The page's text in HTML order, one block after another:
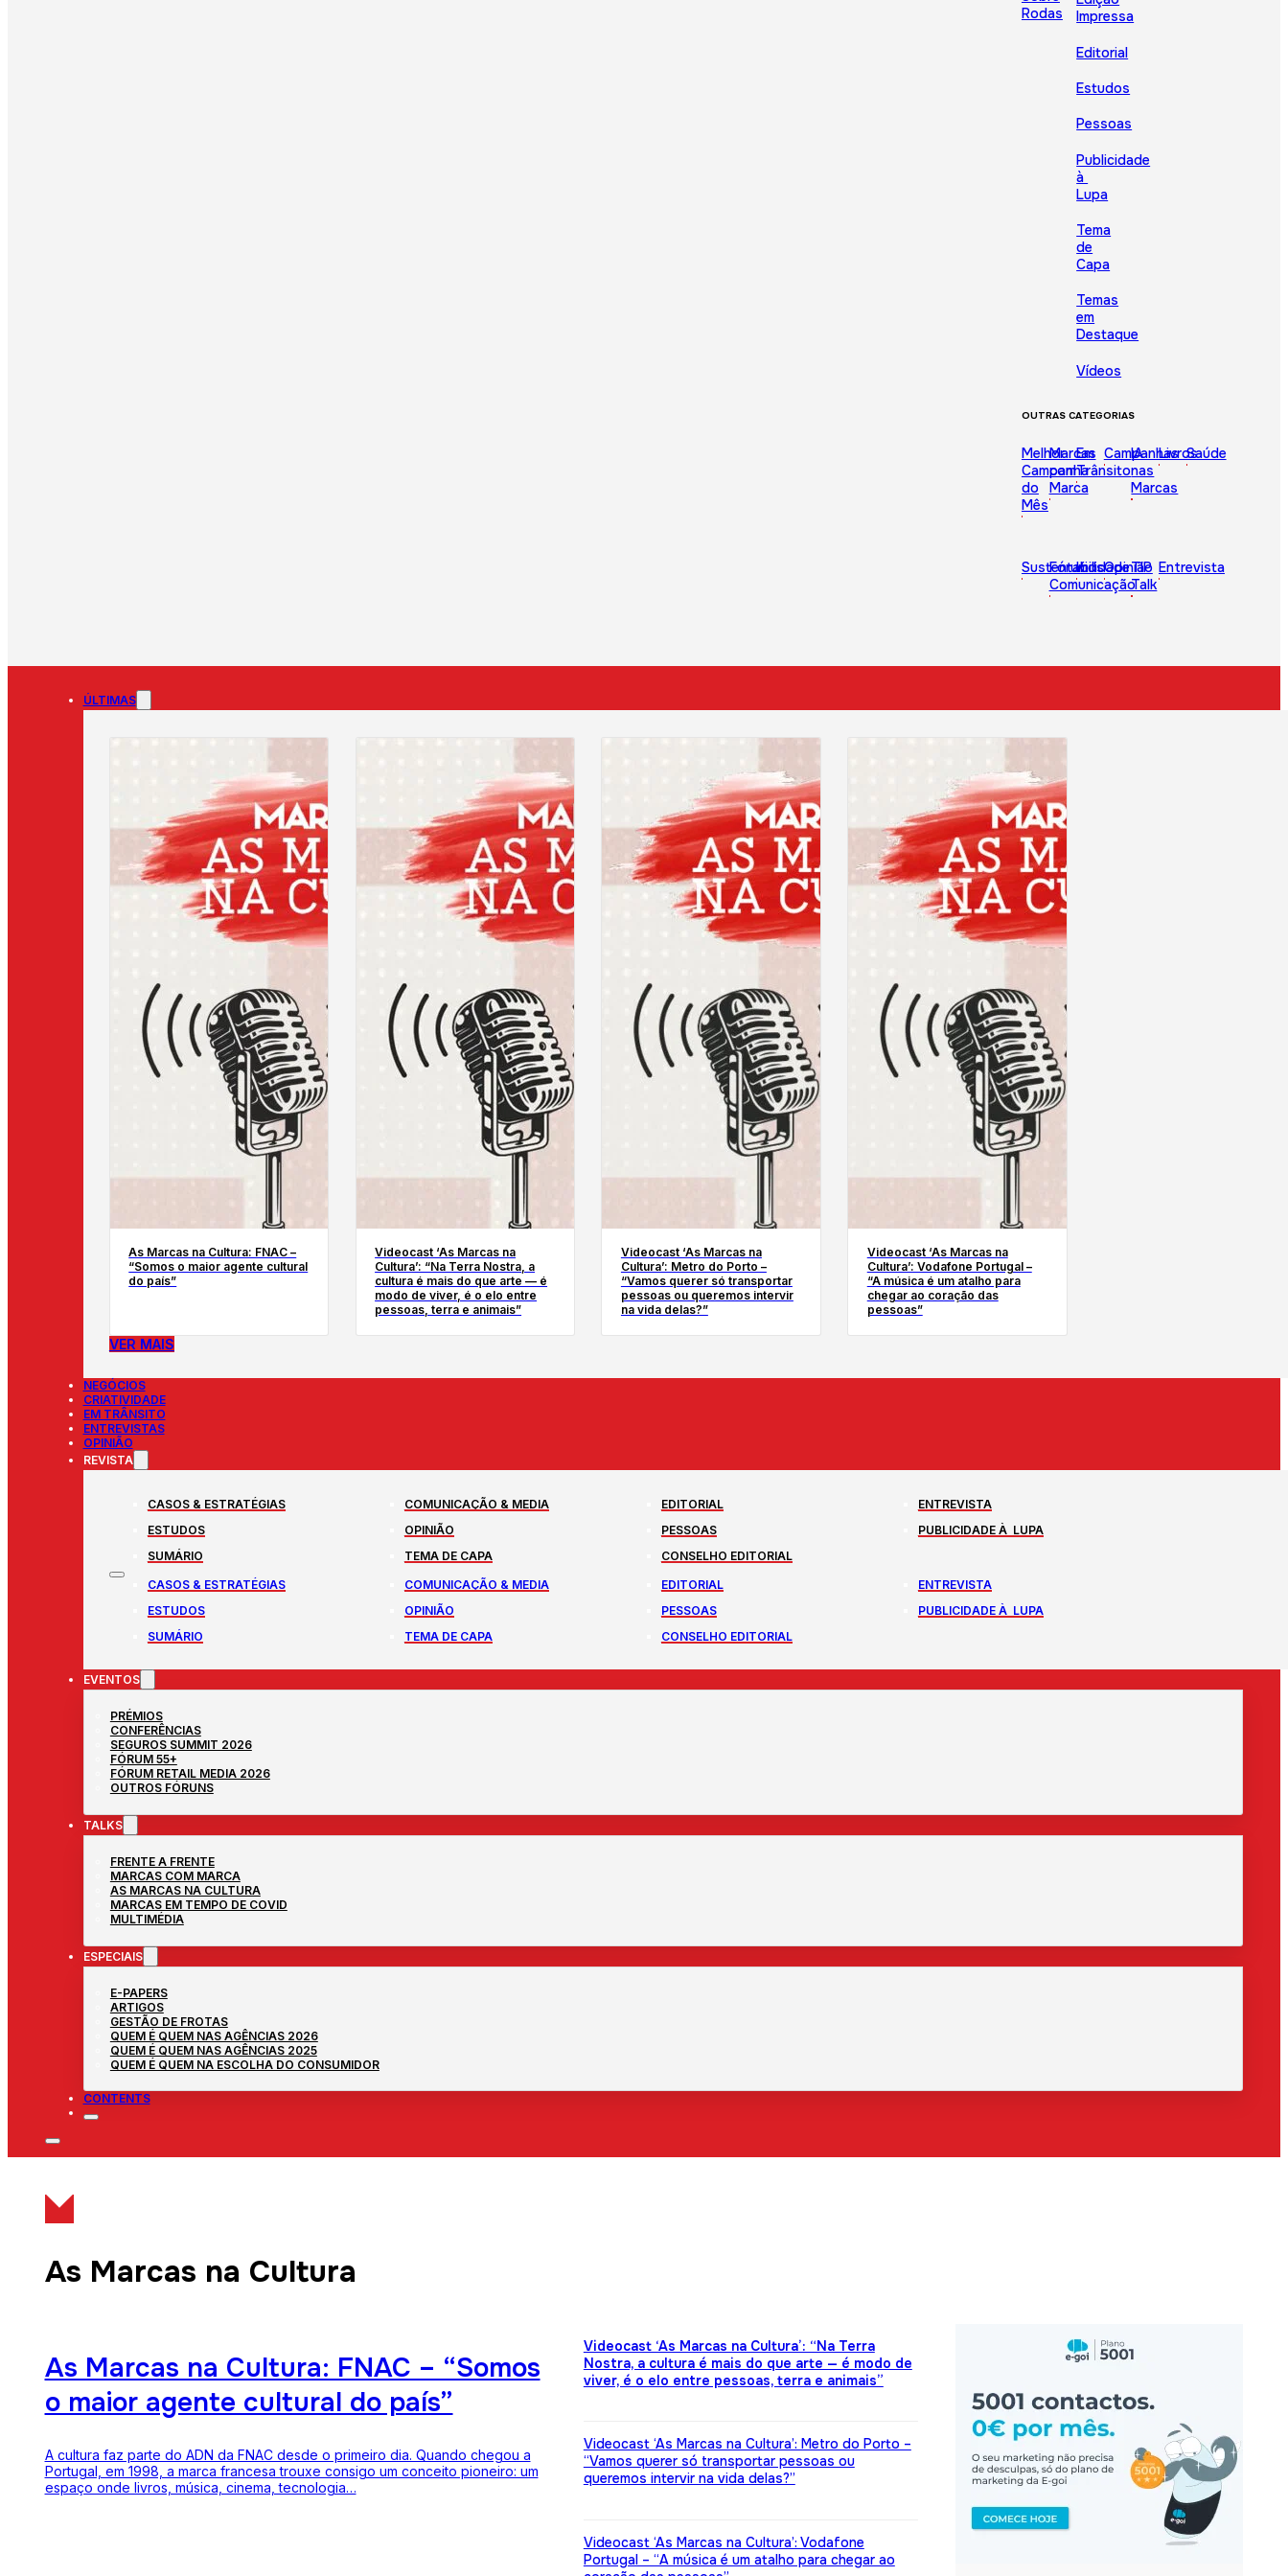
Rodas
Impressa
Editorial
Estudos
Pessoas
Publicidade
à
Lupa
Tema
de
Capa
Temas
em
Destaque
Vídeos
OUTRAS CATEGORIAS
Melhor
Campanha
do
Mês
Marcas
com
Marca
Em
Trânsito
Campanhas
IA
nas
Marcas
LivrosSaúde
Sustentabilidade
Fórum
Comunicação
KidsOpinião
TIP
Talk
Entrevista
ÚLTIMAS
As Marcas na Cultura: FNAC –
“Somos o maior agente cultural
do país”
Videocast ‘As Marcas na
Cultura’: “Na Terra Nostra, a
cultura é mais do que arte — é
modo de viver, é o elo entre
pessoas, terra e animais”
Videocast ‘As Marcas na
Cultura’: Metro do Porto –
“Vamos querer só transportar
pessoas ou queremos intervir
na vida delas?”
Videocast ‘As Marcas na
Cultura’: Vodafone Portugal –
“A música é um atalho para
chegar ao coração das
pessoas”
VER MAIS
NEGÓCIOS
CRIATIVIDADE
EM TRÂNSITO
ENTREVISTAS
OPINIÃO
REVISTA
CASOS & ESTRATÉGIAS COMUNICAÇÃO & MEDIA EDITORIAL
ENTREVISTA
ESTUDOS
OPINIÃO PESSOAS
PUBLICIDADE À LUPA
SUMÁRIO
TEMA DE CAPA
CONSELHO EDITORIAL
CASOS & ESTRATÉGIAS
COMUNICAÇÃO & MEDIA EDITORIAL
ENTREVISTA
ESTUDOS
OPINIÃO PESSOAS
PUBLICIDADE À LUPA
SUMÁRIO
TEMA DE CAPA CONSELHO EDITORIAL
EVENTOS
PRÉMIOS
CONFERÊNCIAS
SEGUROS SUMMIT 2026
FÓRUM 55+
FÓRUM RETAIL MEDIA 2026
OUTROS FÓRUNS
TALKS
FRENTE A FRENTE
MARCAS COM MARCA
AS MARCAS NA CULTURA
MARCAS EM TEMPO DE COVID
MULTIMÉDIA
ESPECIAIS
E-PAPERS
ARTIGOS
GESTÃO DE FROTAS
QUEM É QUEM NAS AGÊNCIAS 2026
QUEM É QUEM NAS AGÊNCIAS 2025
QUEM É QUEM NA ESCOLHA DO CONSUMIDOR
CONTENTS
As Marcas na Cultura
As Marcas na Cultura: FNAC – “Somos
o maior agente cultural do país”
A cultura faz parte do ADN da FNAC desde o primeiro dia. Quando chegou a
Portugal, em 1998, a marca francesa trouxe consigo um conceito pioneiro: um
espaço onde livros, música, cinema, tecnologia…
Videocast ‘As Marcas na Cultura’: “Na Terra
Nostra, a cultura é mais do que arte — é modo de
viver, é o elo entre pessoas, terra e animais”
Videocast ‘As Marcas na Cultura’: Metro do Porto –
“Vamos querer só transportar pessoas ou
queremos intervir na vida delas?”
Videocast ‘As Marcas na Cultura’: Vodafone
Portugal – “A música é um atalho para chegar ao